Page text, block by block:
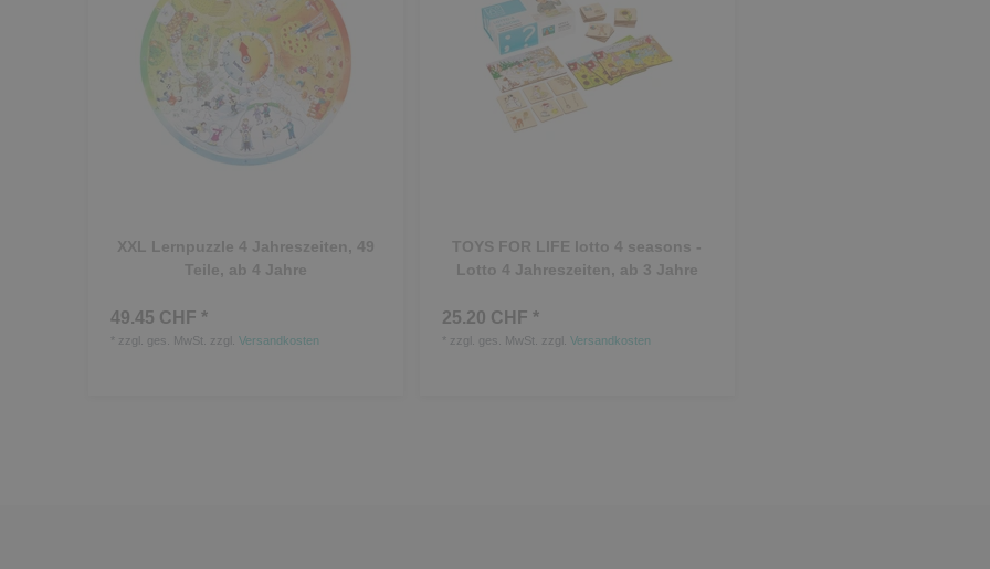
XXL Lernpuzzle 4 Jahreszeiten, 49
Teile, ab 4 Jahre
49.45 CHF *
zzgl. ges. MwSt. zzgl. Versandkosten
TOYS FOR LIFE lotto 4 seasons -
Lotto 4 Jahreszeiten, ab 3 Jahre
25.20 CHF *
zzgl. ges. MwSt. zzgl. Versandkosten